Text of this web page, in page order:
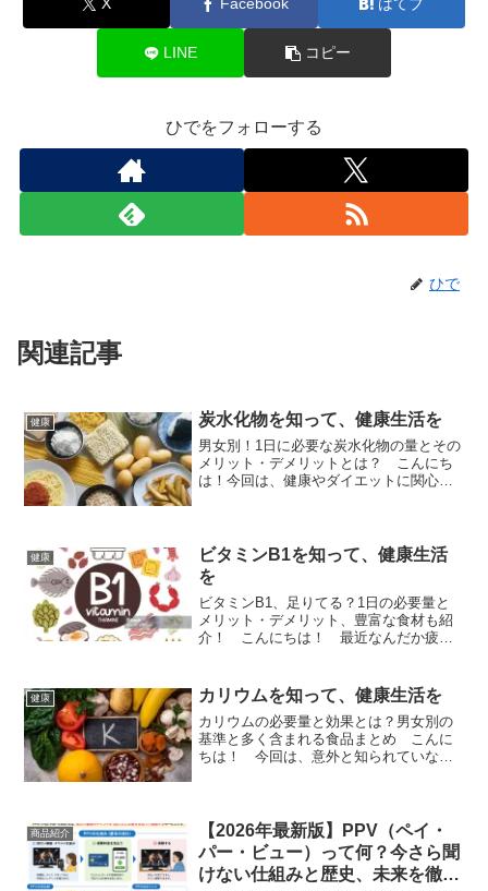
LINE コピー
ひでをフォローする
ひで
関連記事
健康 炭水化物を知って、健康生活を
男女別！1日に必要な炭水化物の量とその
メリット・デメリットとは？ こんにち
は！今回は、健康やダイエットに関心の
す。そもそも炭水化物っ...
健康
ビタミンB1を知って、健康生活
を
ビタミンB1、足りてる？1日の必要量と
メリット・デメリット、豊富な食材も紹
介！ こんにちは！ 最近なんだか疲れ
ません。 今日は、ビタミンB1の基本か
ら、1日にどれくら...
健康 カリウムを知って、健康生活を
カリウムの必要量と効果とは？男女別の
基準と多く含まれる食品まとめ こんに
ちは！ 今回は、意外と知られていない
はそれ以上に知っておくと役立つ...
商品紹介
【2026年最新版】PPV（ペイ・
パー・ビュー）って何？今さら聞
けない仕組みと歴史、未来を徹底